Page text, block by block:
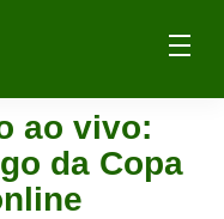
ao vivo:
da Copa